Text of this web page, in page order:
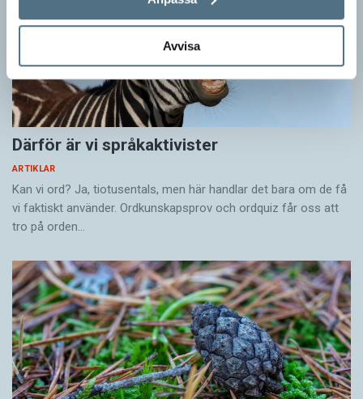
Avvisa
Därför är vi språkaktivister
ARTIKLAR
Kan vi ord? Ja, tiotusentals, men här handlar det bara om de få
vi faktiskt använder. Ordkunskapsprov och ordquiz får oss att
tro på orden…